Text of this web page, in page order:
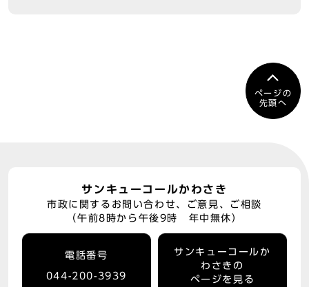
ページの
先頭へ
サンキューコールかわさき
市政に関するお問い合わせ、ご意見、ご相談
（午前8時から午後9時 年中無休）
電話番号
044-200-3939
サンキューコールか
わさきの
ページを見る